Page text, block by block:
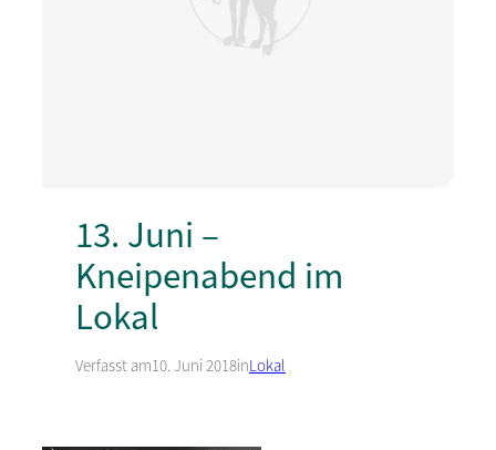
13. Juni –
Kneipenabend im
Lokal
Verfasst am10. Juni 2018inLokal